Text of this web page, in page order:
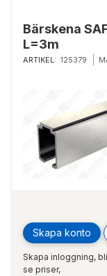
Bärskena
L=3m
ARTIKEL: 125379
Skapa konto
Skapa inloggning,
se priser,